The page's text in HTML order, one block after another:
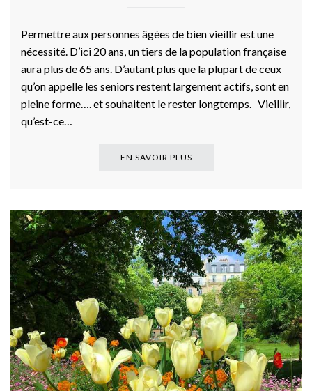
Permettre aux personnes âgées de bien vieillir est une
nécessité. D’ici 20 ans, un tiers de la population française
aura plus de 65 ans. D’autant plus que la plupart de ceux
qu’on appelle les seniors restent largement actifs, sont en
pleine forme…. et souhaitent le rester longtemps. Vieillir,
qu’est-ce…
EN SAVOIR PLUS